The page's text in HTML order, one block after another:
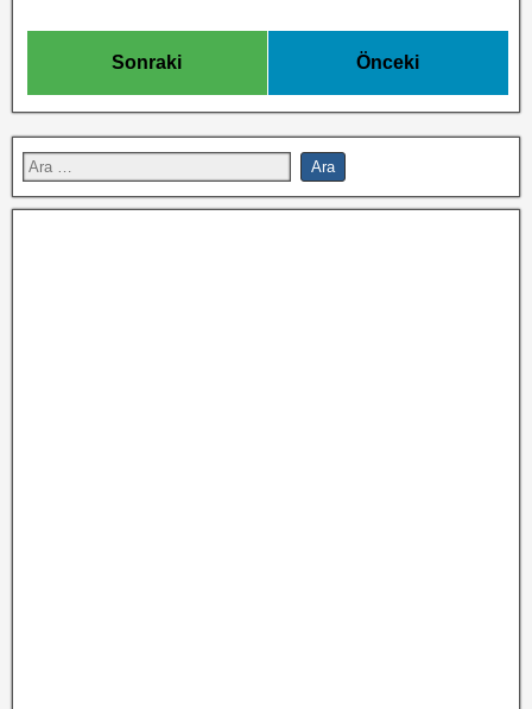
Sonraki Önceki